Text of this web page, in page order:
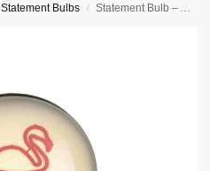
Statement Bulbs / Statement Bulb – Animal